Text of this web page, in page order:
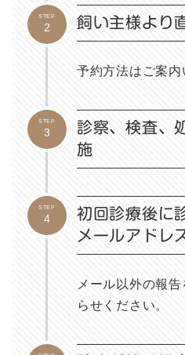
飼い主様より
予約方法はご案内
STEP
2
診察、検査、
施
STEP
3
初回診療後に
メールアドレ
メール以外の報
らせください。
STEP
4